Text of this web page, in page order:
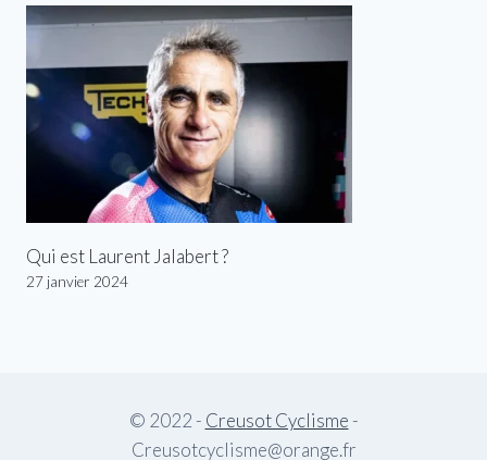
Qui est Laurent Jalabert ?
27 janvier 2024
© 2022 - Creusot Cyclisme -
Creusotcyclisme@orange.fr